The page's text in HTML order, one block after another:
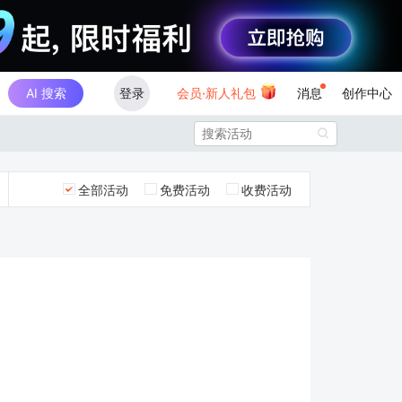
AI 搜索 登录 会员·新人礼包 消息 创作中心

全部活动 免费活动 收费活动